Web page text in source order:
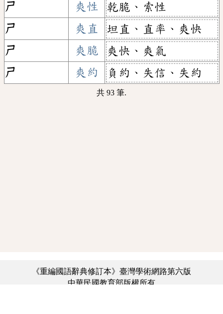
ㄕ
爽性
乾脆、索性
ㄕ
爽直
坦直、直率、爽快
ㄕ
爽脆
爽快、爽氣
ㄕ
爽約 負約、失信、失約
共 93 筆.
《重編國語辭典修訂本》臺灣學術網路第六版
中華民國教育部版權所有